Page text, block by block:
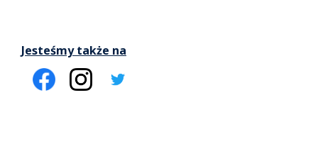
Jesteśmy także na